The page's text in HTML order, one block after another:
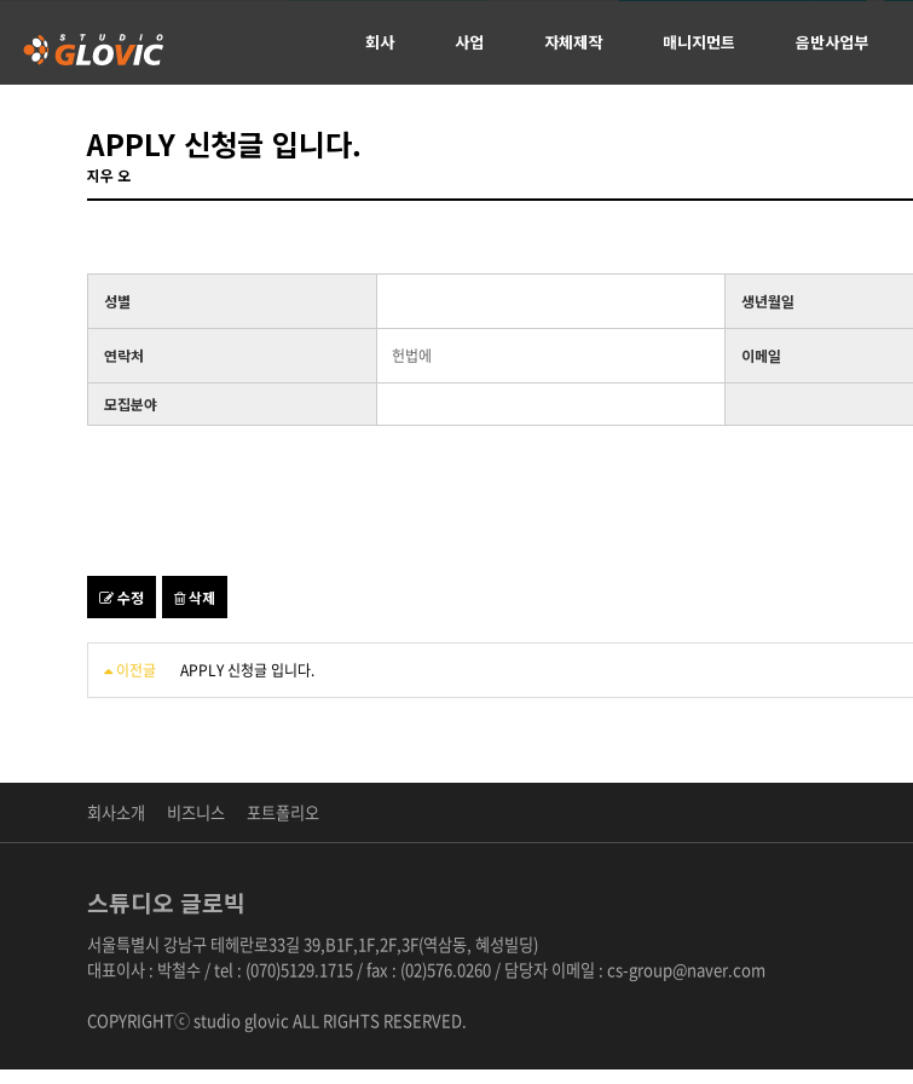
회사 사업 자체제작 매니지먼트 음반사업부
APPLY 신청글 입니다.
지우 오
성별 생년월일
연락처 헌법에 이메일
모집분야
수정 삭제
이전글 APPLY 신청글 입니다.
회사소개 비즈니스 포트폴리오
스튜디오 글로빅
서울특별시 강남구 테헤란로33길 39,B1F,1F,2F,3F(역삼동, 혜성빌딩)
대표이사 : 박철수 / tel : (070)5129.1715 / fax : (02)576.0260 / 담당자 이메일 : cs-group@naver.com
COPYRIGHTⓒ studio glovic ALL RIGHTS RESERVED.